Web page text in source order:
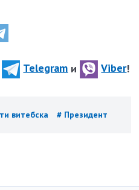
Telegram и Viber!
витебска # Президент